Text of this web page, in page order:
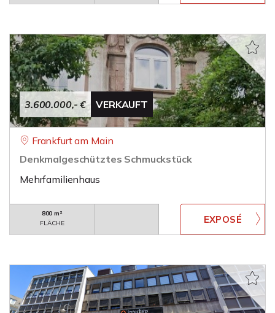
3.600.000,- € VERKAUFT
Frankfurt am Main
Denkmalgeschütztes Schmuckstück
Mehrfamilienhaus
800 m²
FLÄCHE